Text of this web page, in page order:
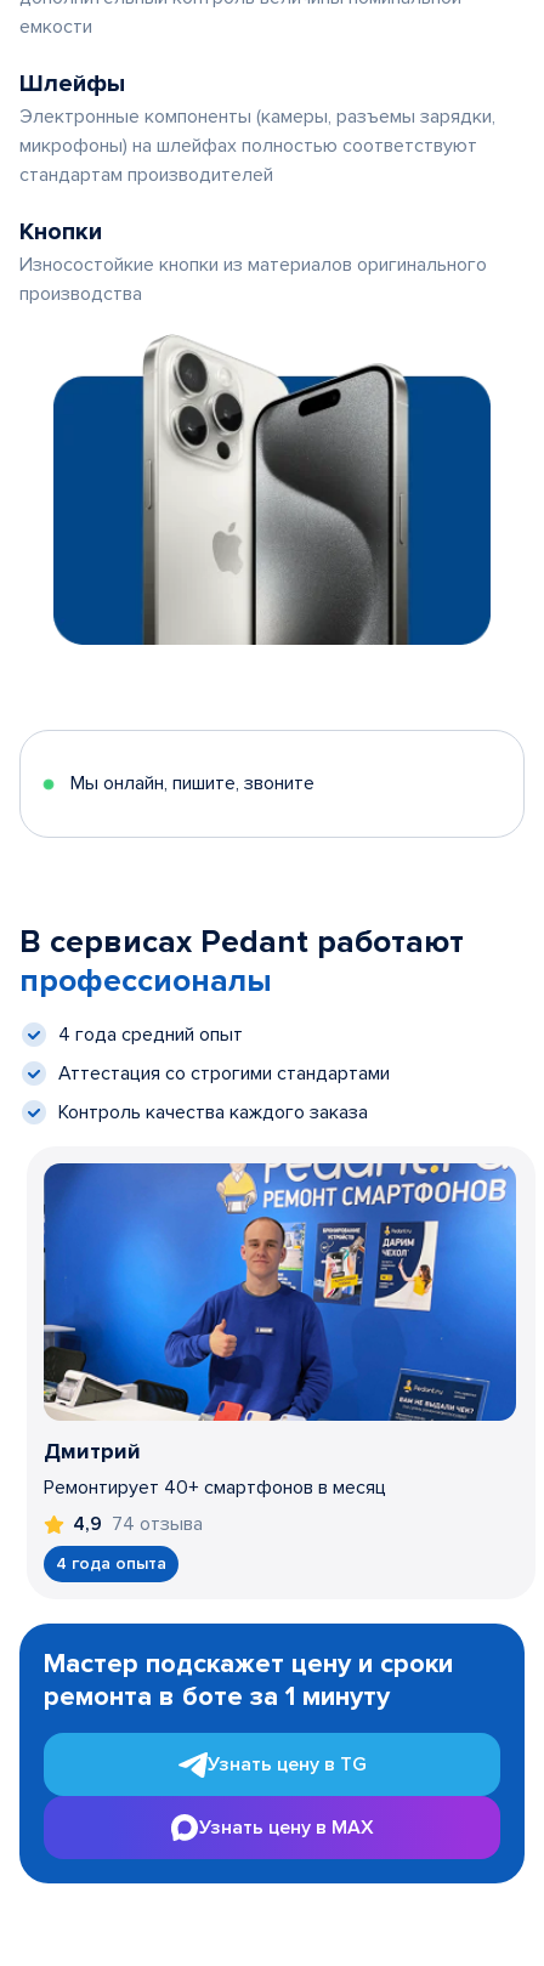
емкости
Шлейфы
Электронные компоненты (камеры, разъемы зарядки,
микрофоны) на шлейфах полностью соответствуют
стандартам производителей
Кнопки
Износостойкие кнопки из материалов оригинального
производства
Мы онлайн, пишите, звоните
В сервисах Pedant работают
профессионалы
4 года средний опыт
Аттестация со строгими стандартами
Контроль качества каждого заказа
Дмитрий
Ремонтирует 40+ смартфонов в месяц
4,9 74 отзыва
4 года опыта
1
Мастер подскажет цену и сроки
ремонта в боте за 1 минуту
Узнать цену в TG
Узнать цену в MAX